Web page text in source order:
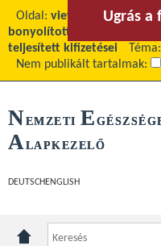
Oldal: view Fő tartalom:
bonyolított pályázatok
teljesített kifizetései
Téma:
Nem publikált tartalmak:
Ugrás a
NEMZETI E
ALAPKEZELŐ
DEUTSCH ENGLISH